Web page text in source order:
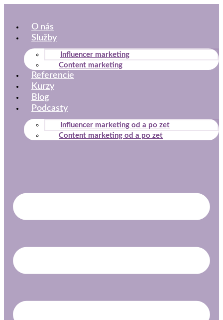
obsah
O nás
Služby
Influencer marketing
Content marketing
Referencie
Kurzy
Blog
Podcasty
Influencer marketing od a po zet
Content marketing od a po zet